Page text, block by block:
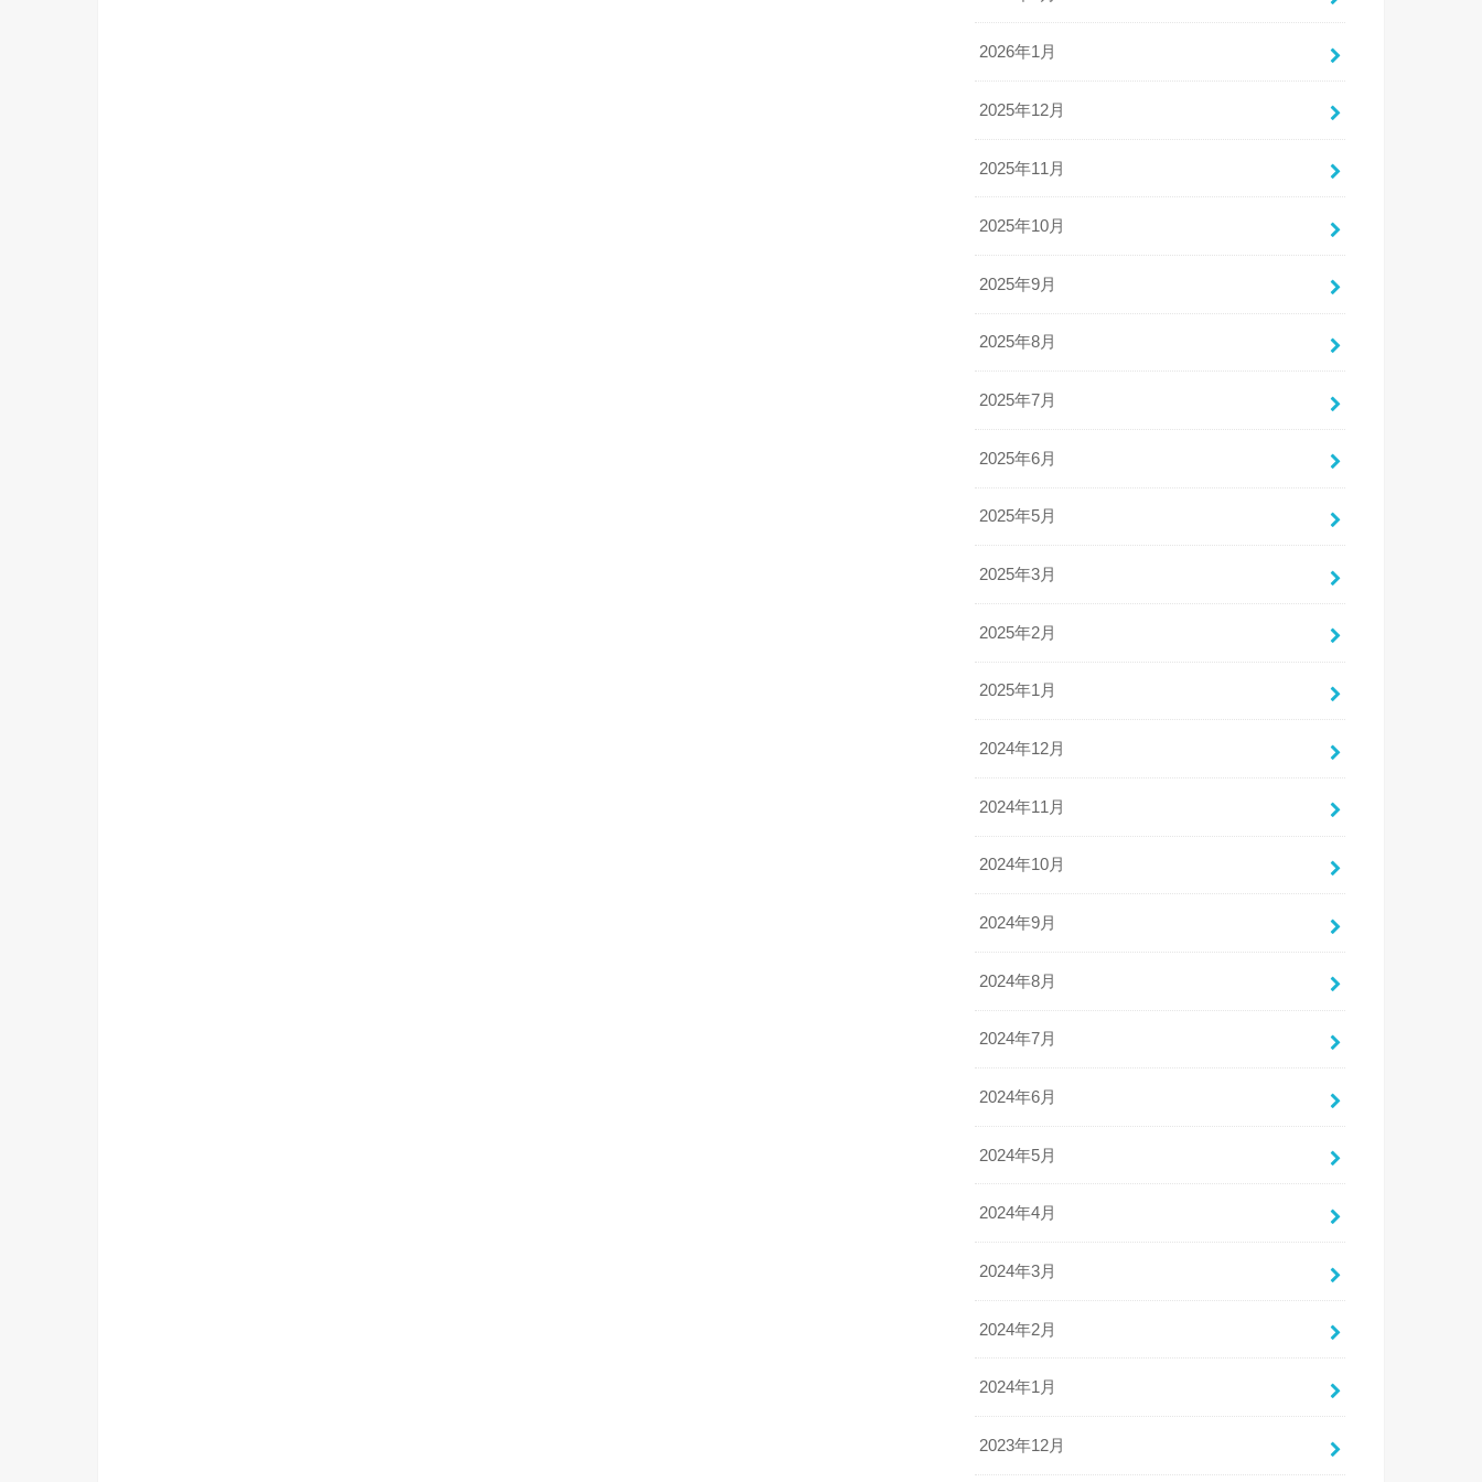
2026年1月
2025年12月
2025年11月
2025年10月
2025年9月
2025年8月
2025年7月
2025年6月
2025年5月
2025年3月
2025年2月
2025年1月
2024年12月
2024年11月
2024年10月
2024年9月
2024年8月
2024年7月
2024年6月
2024年5月
2024年4月
2024年3月
2024年2月
2024年1月
2023年12月